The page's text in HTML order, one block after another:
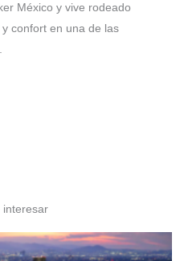
México y vive rodeado
confort en una de las
interesar